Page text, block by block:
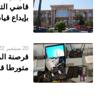
قاضي
بإيداع
20 سبتمبر 2022
قرصنة
متورطا